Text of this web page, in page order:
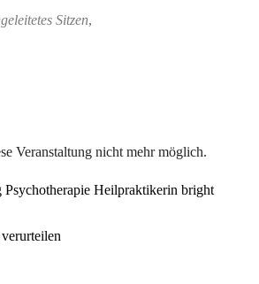
Sitzen,
Veranstaltung nicht mehr möglich.